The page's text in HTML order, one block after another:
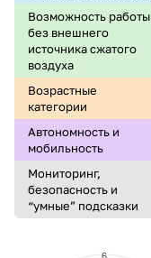
Возможность работы
без внешнего
источника сжатого
воздуха
Возрастные
категории
Автономность и
мобильность
Мониторинг,
безопасность и
“умные” подсказки